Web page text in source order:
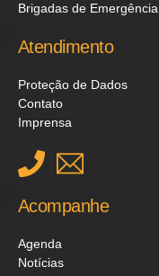
Brigadas de Emergência
Atendimento
Proteção de Dados
Contato
Imprensa
Acompanhe
Agenda
Notícias